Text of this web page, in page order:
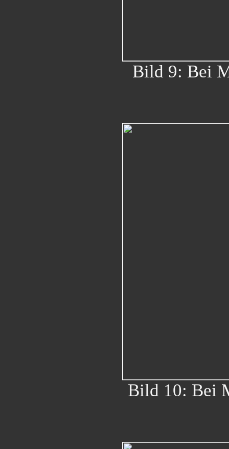
Bild 9: Bei
Bild 10: Bei